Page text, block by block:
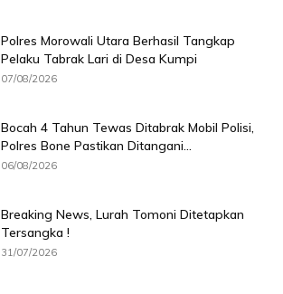
Polres Morowali Utara Berhasil Tangkap
Pelaku Tabrak Lari di Desa Kumpi
07/08/2026
Bocah 4 Tahun Tewas Ditabrak Mobil Polisi,
Polres Bone Pastikan Ditangani...
06/08/2026
Breaking News, Lurah Tomoni Ditetapkan
Tersangka !
31/07/2026